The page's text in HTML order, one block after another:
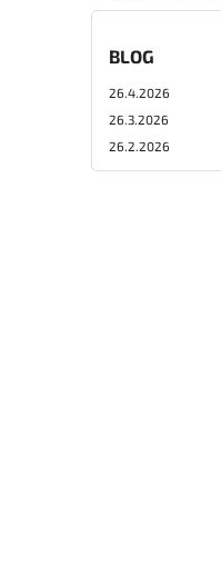
BLOG
26.4.2026
26.3.2026
26.2.2026